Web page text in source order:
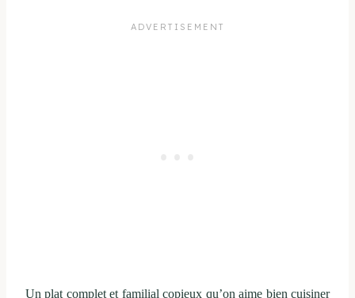
Un plat complet et familial copieux qu’on aime bien cuisiner